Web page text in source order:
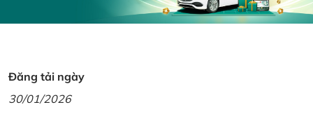
Đăng tải ngày
30/01/2026